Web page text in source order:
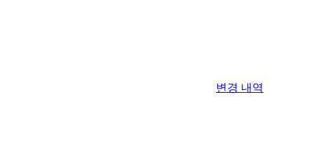
변경 내역